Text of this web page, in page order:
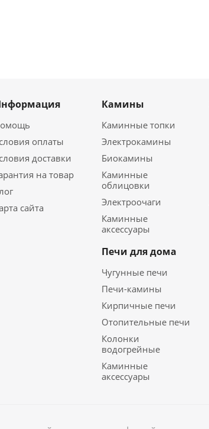
оплаты
доставки
на товар
сайта
Камины
Каминные топки
Электрокамины
Биокамины
Каминные
облицовки
Электроочаги
Каминные
аксессуары
Печи для дома
Чугунные печи
Печи-камины
Кирпичные печи
Отопительные печи
Колонки
водогрейные
Каминные
аксессуары